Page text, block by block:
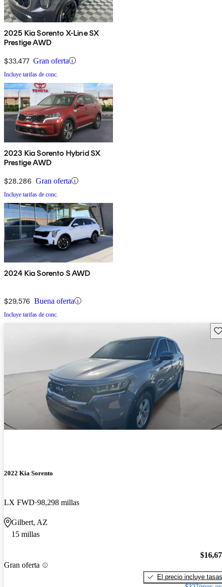
2025 Kia Sorento X-Line SX
Prestige AWD
$33,477 Gran oferta
Incluye tarifas de conc.
2023 Kia Sorento Hybrid SX
Prestige AWD
$28,286 Gran oferta
Incluye tarifas de conc.
2024 Kia Sorento S AWD
$29,576 Buena oferta
Incluye tarifas de conc.
2022 Kia Sorento
LX FWD 98,298 millas
Gilbert, AZ
15 millas
Gran oferta
El precio incluye tasas